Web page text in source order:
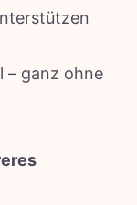
– ganz ohne